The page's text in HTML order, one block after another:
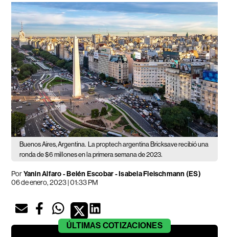
Buenos Aires, Argentina. La proptech argentina Bricksave recibió una
ronda de $6 millones en la primera semana de 2023.
PorYanin Alfaro-Belén Escobar-Isabela Fleischmann (ES)
06 de enero, 2023 | 01:33 PM
ÚLTIMAS COTIZACIONES